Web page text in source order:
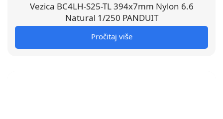
Vezica BC4LH-S25-TL 394x7mm Nylon 6.6
Natural 1/250 PANDUIT
Pročitaj više